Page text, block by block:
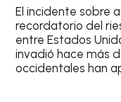
El incidente sobre
recordatorio del
entre Estados
invadió hace más
occidentales han